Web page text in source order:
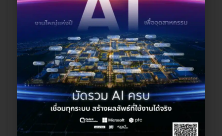
สร้าง AI-Agent ผู้ช่วยอัจฉริยะจาก
Microsoft Copilot
กรกฎาคม 9, 2025
Copilot in M365(Office)จะช่วย
เพิ่ม Productivity ให้คุณและ
องค์กรอย่างไรบ้าง
มีนาคม 25, 2025